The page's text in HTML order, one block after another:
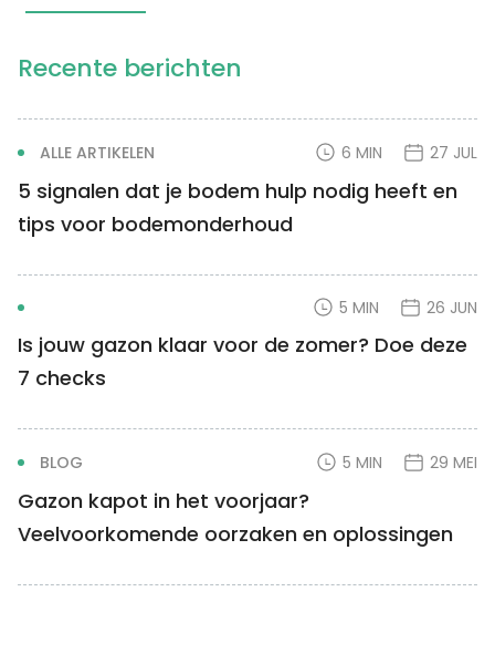
Recente berichten
ALLE ARTIKELEN 6 MIN 27 JUL
5 signalen dat je bodem hulp nodig heeft en
tips voor bodemonderhoud
5 MIN 26 JUN
Is jouw gazon klaar voor de zomer? Doe deze
7 checks
BLOG 5 MIN 29 MEI
Gazon kapot in het voorjaar?
Veelvoorkomende oorzaken en oplossingen